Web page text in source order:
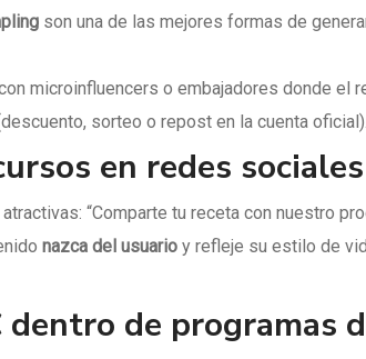
son una de las mejores formas de
microinfluencers o embajadores donde
sorteo o repost en la cuenta oficial).
en redes sociales
“Comparte tu receta con nuestro
nazca del usuario y refleje su estilo de
de programas